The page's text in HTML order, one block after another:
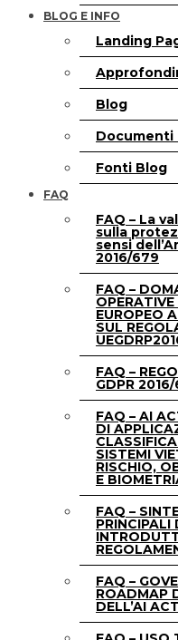
BLOG E INFO
Landing
Blog
Documenti
Fonti Blog
FAQ
FAQ – La
sulla
sensi
2016/679
FAQ –
EUROPEO
SUL
FAQ –
GDPR
FAQ – AI
DI
SISTEMI
RISCHIO,
E
FAQ –
PRINCIPALI
FAQ –
ROADMAP
DELL’AI ACT